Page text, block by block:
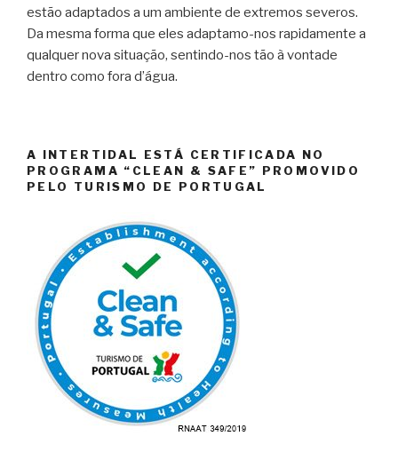
estão adaptados a um ambiente de extremos severos.
Da mesma forma que eles adaptamo-nos rapidamente a
qualquer nova situação, sentindo-nos tão à vontade
dentro como fora d’água.
A INTERTIDAL ESTÁ CERTIFICADA NO
PROGRAMA “CLEAN & SAFE” PROMOVIDO
PELO TURISMO DE PORTUGAL